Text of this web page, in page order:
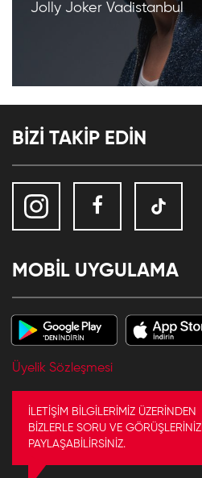
Jolly Joker Vadistanbul
BİZİ TAKİP EDİN
MOBİL UYGULAMA
Üyelik Sözleşmesi
İLETİŞİM BİLGİLERİMİZ ÜZERİNDEN
BİZLERLE SORU VE GÖRÜŞLERİNİZİ
PAYLAŞABİLİRSİNİZ.